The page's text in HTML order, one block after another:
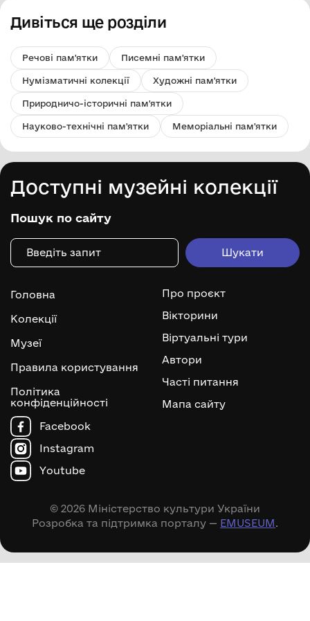
Дивіться ще розділи
Речові пам'ятки Писемні пам'ятки
Нумізматичні колекції Художні пам'ятки
Природничо-історичні пам'ятки
Науково-технічні пам'ятки Меморіальні пам'ятки
Доступні музейні колекції
Пошук по сайту
Головна
Колекції
Музеї
Правила користування
Політика
конфіденційності
Про проєкт
Вікторини
Віртуальні тури
Автори
Часті питання
Мапа сайту
Facebook
Instagram
Youtube
© 2026 Міністерство культури України
Розробка та підтримка порталу — EMUSEUM.